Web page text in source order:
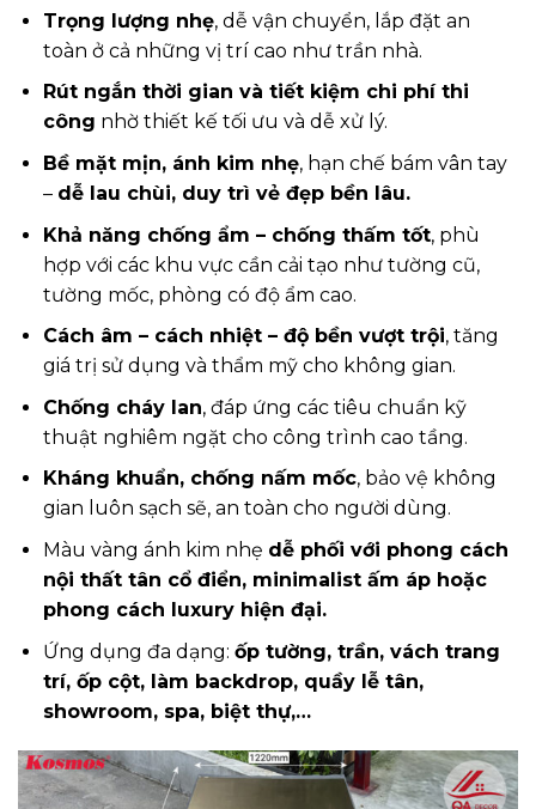
Trọng lượng nhẹ, dễ vận chuyển, lắp đặt an
toàn ở cả những vị trí cao như trần nhà.
Rút ngắn thời gian và tiết kiệm chi phí thi
công nhờ thiết kế tối ưu và dễ xử lý.
Bề mặt mịn, ánh kim nhẹ, hạn chế bám vân tay
– dễ lau chùi, duy trì vẻ đẹp bền lâu.
Khả năng chống ẩm – chống thấm tốt, phù
hợp với các khu vực cần cải tạo như tường cũ,
tường mốc, phòng có độ ẩm cao.
Cách âm – cách nhiệt – độ bền vượt trội, tăng
giá trị sử dụng và thẩm mỹ cho không gian.
Chống cháy lan, đáp ứng các tiêu chuẩn kỹ
thuật nghiêm ngặt cho công trình cao tầng.
Kháng khuẩn, chống nấm mốc, bảo vệ không
gian luôn sạch sẽ, an toàn cho người dùng.
Màu vàng ánh kim nhẹ dễ phối với phong cách
nội thất tân cổ điển, minimalist ấm áp hoặc
phong cách luxury hiện đại.
Ứng dụng đa dạng: ốp tường, trần, vách trang
trí, ốp cột, làm backdrop, quầy lễ tân,
showroom, spa, biệt thự,…